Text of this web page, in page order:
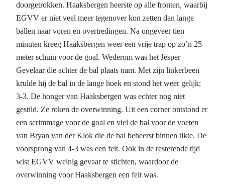
doorgetrokken. Haaksbergen heerste op alle fronten, waarbij
EGVV er niet veel meer tegenover kon zetten dan lange
ballen naar voren en overtredingen. Na ongeveer tien
minuten kreeg Haaksbergen weer een vrije trap op zo’n 25
meter schuin voor de goal. Wederom was het Jesper
Gevelaar die achter de bal plaats nam. Met zijn linkerbeen
krulde hij de bal in de lange hoek en stond het weer gelijk;
3-3. De honger van Haaksbergen was echter nog niet
gestild. Ze roken de overwinning. Uit een corner ontstond er
een scrimmage voor de goal en viel de bal voor de voeten
van Bryan van der Klok die de bal beheerst binnen tikte. De
voorsprong van 4-3 was een feit. Ook in de resterende tijd
wist EGVV weinig gevaar te stichten, waardoor de
overwinning voor Haaksbergen een feit was.